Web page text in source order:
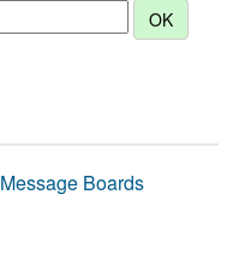
Message Boards